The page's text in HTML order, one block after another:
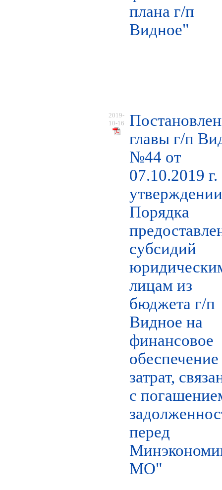
плана г/п
Видное"
2019-
10-16
главы г/п
№44 от
07.10.2019
утверждении
Порядка
субсидий
лицам из
бюджета г/п
Видное на
финансовое
обеспечение
затрат,
с
перед
МО"